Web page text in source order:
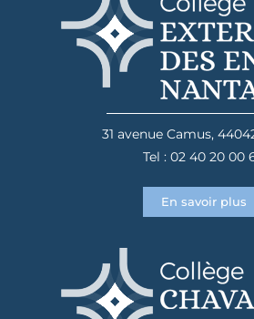
31 avenue Camus,
Tel : 02 40 20 00
En savoir plus